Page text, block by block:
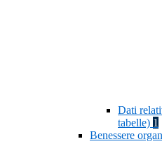
Dati
tabelle) 1
Benessere